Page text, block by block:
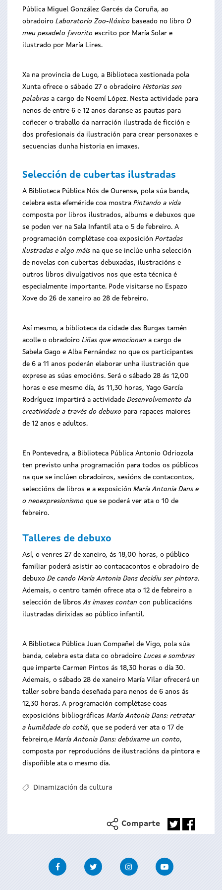
Pública Miguel González Garcés da Coruña, ao
obradoiro Laboratorio Zoo-Ilóxico baseado no libro O
meu pesadelo favorito escrito por María Solar e
ilustrado por María Lires.
Xa na provincia de Lugo, a Biblioteca xestionada pola
Xunta ofrece o sábado 27 o obradoiro Historias sen
palabras a cargo de Noemí López. Nesta actividade para
nenos de entre 6 e 12 anos daranse as pautas para
coñecer o traballo da narración ilustrada de ficción e
dos profesionais da ilustración para crear personaxes e
secuencias dunha historia en imaxes.
Selección de cubertas ilustradas
A Biblioteca Pública Nós de Ourense, pola súa banda,
celebra esta efeméride coa mostra Pintando a vida
composta por libros ilustrados, albums e debuxos que
se poden ver na Sala Infantil ata o 5 de febreiro. A
programación complétase coa exposición Portadas
ilustradas e algo máis na que se inclúe unha selección
de novelas con cubertas debuxadas, ilustracións e
outros libros divulgativos nos que esta técnica é
especialmente importante. Pode visitarse no Espazo
Xove do 26 de xaneiro ao 28 de febreiro.
Así mesmo, a biblioteca da cidade das Burgas tamén
acolle o obradoiro Liñas que emocionan a cargo de
Sabela Gago e Alba Fernández no que os participantes
de 6 a 11 anos poderán elaborar unha ilustración que
exprese as súas emocións. Será o sábado 28 ás 12,00
horas e ese mesmo día, ás 11,30 horas, Yago García
Rodríguez impartirá a actividade Desenvolvemento da
creatividade a través do debuxo para rapaces maiores
de 12 anos e adultos.
En Pontevedra, a Biblioteca Pública Antonio Odriozola
ten previsto unha programación para todos os públicos
na que se inclúen obradoiros, sesións de contacontos,
seleccións de libros e a exposición María Antonia Dans e
o neoexpresionismo que se poderá ver ata o 10 de
febreiro.
Talleres de debuxo
Así, o venres 27 de xaneiro, ás 18,00 horas, o público
familiar poderá asistir ao contacacontos e obradoiro de
debuxo De cando María Antonia Dans decidiu ser pintora.
Ademais, o centro tamén ofrece ata o 12 de febreiro a
selección de librosAs imaxes contan con publicacións
ilustradas dirixidas ao público infantil.
A Biblioteca Pública Juan Compañel de Vigo, pola súa
banda, celebra esta data co obradoiro Luces e sombras
que imparte Carmen Pintos ás 18,30 horas o día 30.
Ademais, o sábado 28 de xaneiro María Vilar ofrecerá un
taller sobre banda deseñada para nenos de 6 anos ás
12,30 horas. A programación complétase coas
exposicións bibliográficas María Antonia Dans: retratar
a humildade do cotiá, que se poderá ver ata o 17 de
febreiro,e María Antonia Dans: debúxame un conto,
composta por reproducións de ilustracións da pintora e
dispoñible ata o mesmo día.
Dinamización da cultura
Comparte
FacebookTwitter InstagramYoutube